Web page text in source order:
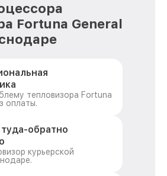
Fortuna General
тепловизора Fortuna
оплаты.
обратно
курьерской